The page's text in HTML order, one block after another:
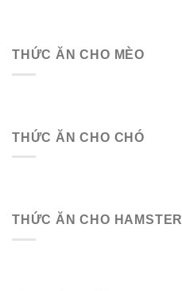
THỨC ĂN CHO MÈO
THỨC ĂN CHO CHÓ
THỨC ĂN CHO HAMSTER